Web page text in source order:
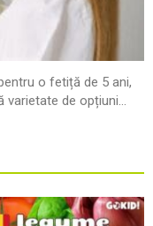
o fetiță de 5 ani,
de opțiuni...